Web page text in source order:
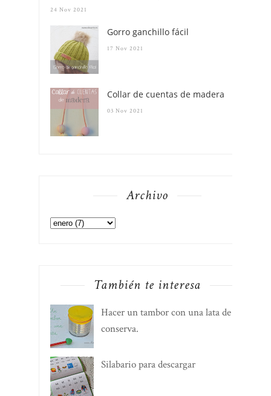
24 Nov 2021
Gorro ganchillo fácil
17 Nov 2021
Collar de cuentas de madera
03 Nov 2021
Archivo
También te interesa
Hacer un tambor con una lata de
conserva.
Silabario para descargar